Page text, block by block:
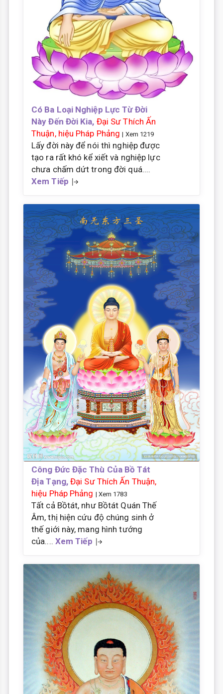
Có Ba Loại Nghiệp Lực Từ Đời
Này Đến Đời Kia, Đại Sư Thích Ấn
Thuận, hiệu Pháp Phảng | Xem 1219
Lấy đời này để nói thì nghiệp được
tạo ra rất khó kể xiết và nghiệp lực
chưa chấm dứt trong đời quá....
Xem Tiếp
Công Đức Đặc Thù Của Bồ Tát
Địa Tạng, Đại Sư Thích Ấn Thuận,
hiệu Pháp Phảng | Xem 1783
Tất cả Bồtát, như Bồtát Quán Thế
Âm, thị hiện cứu độ chúng sinh ở
thế giới này, mang hình tướng
của.... Xem Tiếp